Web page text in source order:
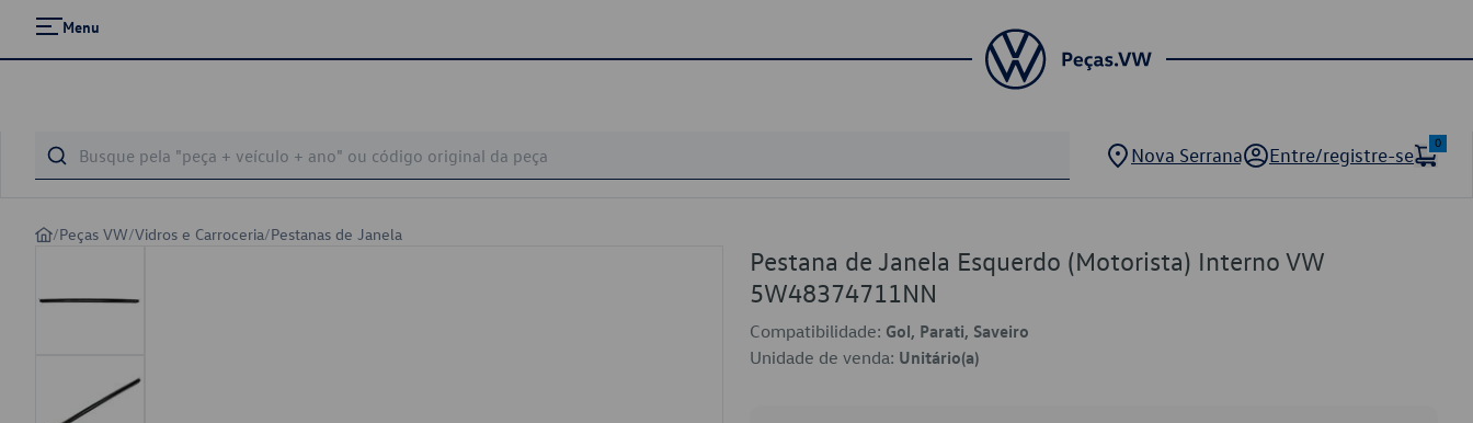
Menu
Nova Serrana Entre/registre-se
0
/Peças VW/Vidros e Carroceria/Pestanas de Janela
Pestana de Janela Esquerdo (Motorista) Interno VW
5W48374711NN
Compatibilidade: Gol, Parati, Saveiro
Unidade de venda: Unitário(a)